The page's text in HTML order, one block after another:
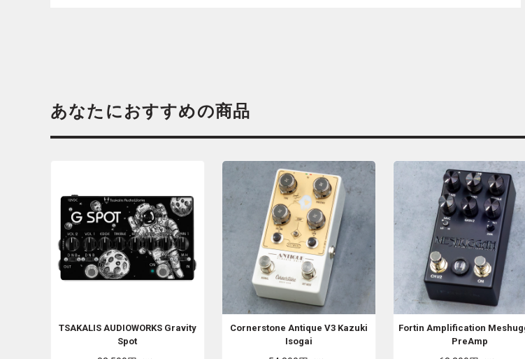
あなたにおすすめの商品
TSAKALIS AUDIOWORKS Gravity
Spot
Cornerstone Antique V3 Kazuki
Isogai
Fortin Amplification
PreAmp